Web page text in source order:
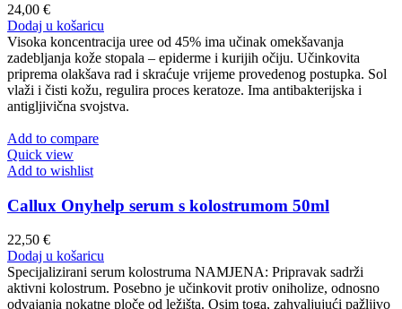
24,00 €
Dodaj u košaricu
Visoka koncentracija uree od 45% ima učinak omekšavanja
zadebljanja kože stopala – epiderme i kurijih očiju. Učinkovita
priprema olakšava rad i skraćuje vrijeme provedenog postupka. Sol
vlaži i čisti kožu, regulira proces keratoze. Ima antibakterijska i
antigljivična svojstva.
Add to compare
Quick view
Add to wishlist
Callux Onyhelp serum s kolostrumom 50ml
22,50 €
Dodaj u košaricu
Specijalizirani serum kolostruma NAMJENA: Pripravak sadrži
aktivni kolostrum. Posebno je učinkovit protiv oniholize, odnosno
odvajanja nokatne ploče od ležišta. Osim toga, zahvaljujući pažljivo